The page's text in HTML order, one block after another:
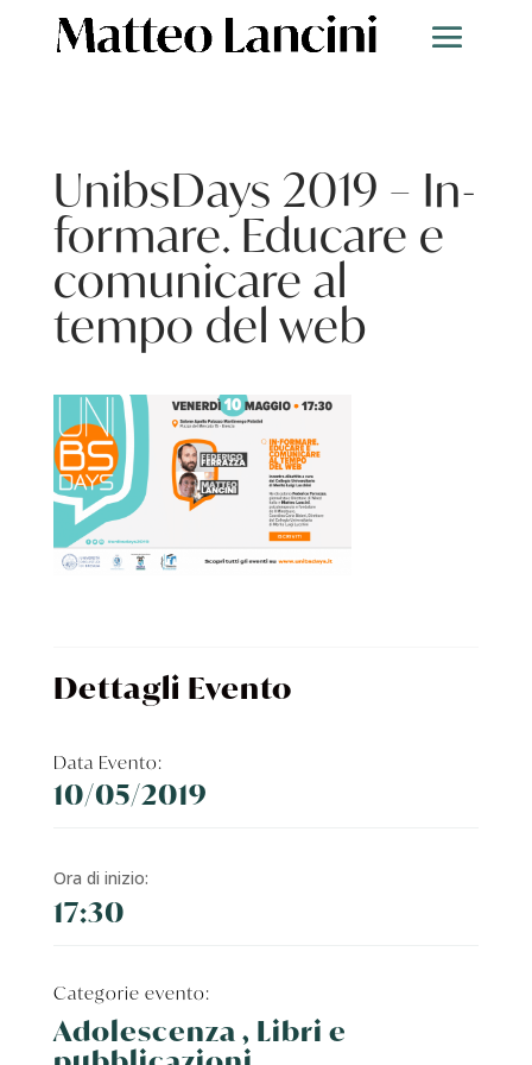
UnibsDays 2019 – In-
formare. Educare e
comunicare al
tempo del web
Dettagli Evento
Data Evento:
10/05/2019
Ora di inizio:
17:30
Categorie evento:
Adolescenza , Libri e